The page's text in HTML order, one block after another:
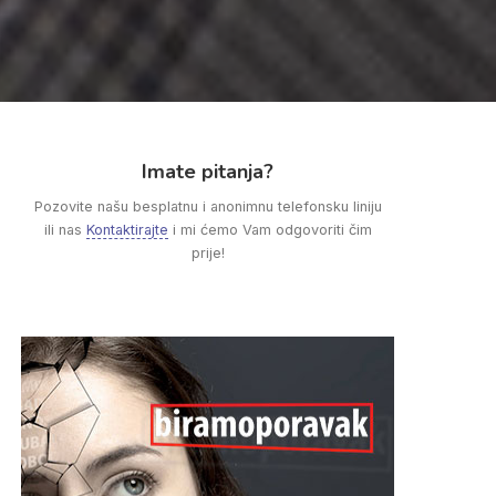
Imate pitanja?
Pozovite našu besplatnu i anonimnu telefonsku liniju
ili nas Kontaktirajte i mi ćemo Vam odgovoriti čim
prije!